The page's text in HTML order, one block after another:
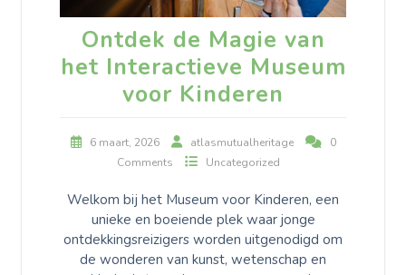
Ontdek de Magie van
het Interactieve Museum
voor Kinderen
6 maart, 2026 atlasmutualheritage
0
Comments
Uncategorized
Welkom bij het Museum voor Kinderen, een
unieke en boeiende plek waar jonge
ontdekkingsreizigers worden uitgenodigd om
de wonderen van kunst, wetenschap en